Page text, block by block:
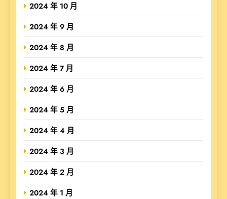
2024 年 10 月
2024 年 9 月
2024 年 8 月
2024 年 7 月
2024 年 6 月
2024 年 5 月
2024 年 4 月
2024 年 3 月
2024 年 2 月
2024 年 1 月